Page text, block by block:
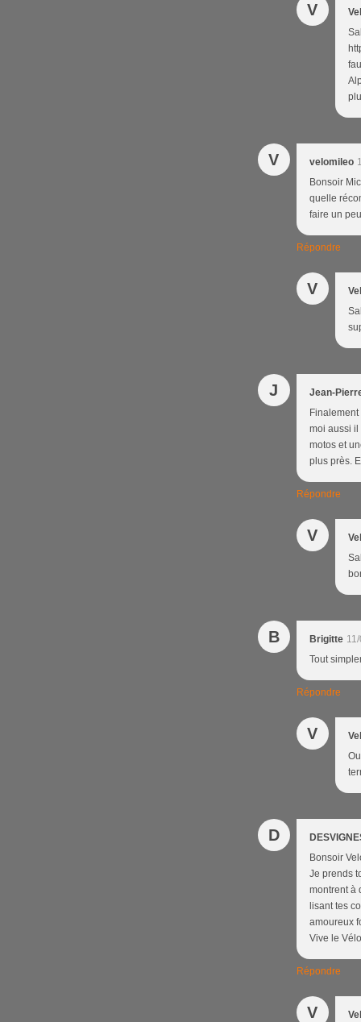
V
V velomileo
Bonsoir
quelle
faire un
Répondre
V
J
Jean-
moi aussi il
motos et
plus près.
Répondre
V
B Brigitte
Tout
Répondre
V
D
Bonsoir
Je prends
montrent à
lisant tes
amoureux
Vive le
Répondre
V